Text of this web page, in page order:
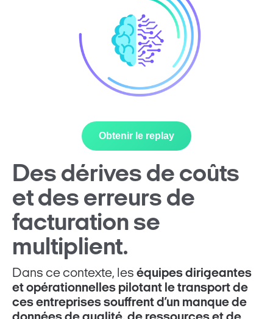
Obtenir le replay
Des dérives de coûts
et des erreurs de
facturation se
multiplient.
Dans ce contexte, leséquipes dirigeantes
et opérationnelles pilotant le transport de
ces entreprises souffrent d’un manque de